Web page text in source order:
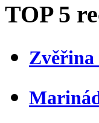
TOP 5
Zvěřina